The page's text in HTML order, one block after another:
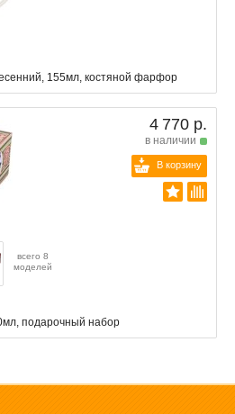
155мл, костяной фарфор
4 770 р.
в наличии
В корзину
всего 8
моделей
подарочный набор